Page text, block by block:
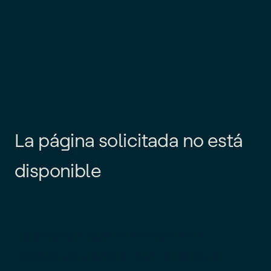
La página solicitada no está
disponible